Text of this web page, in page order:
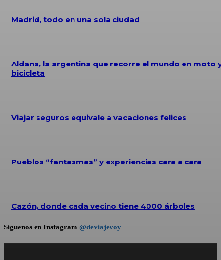
Madrid, todo en una sola ciudad
Aldana, la argentina que recorre el mundo en moto
bicicleta
Viajar seguros equivale a vacaciones felices
Pueblos “fantasmas” y experiencias cara a cara
Cazón, donde cada vecino tiene 4000 árboles
Síguenos en Instagram @deviajevoy